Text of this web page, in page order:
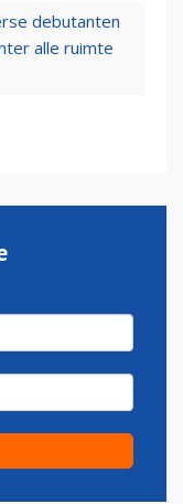
debutanten
alle ruimte